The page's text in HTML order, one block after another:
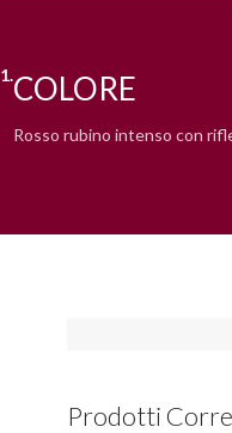
1.COLORE
Rosso rubino intenso con
Prodotti